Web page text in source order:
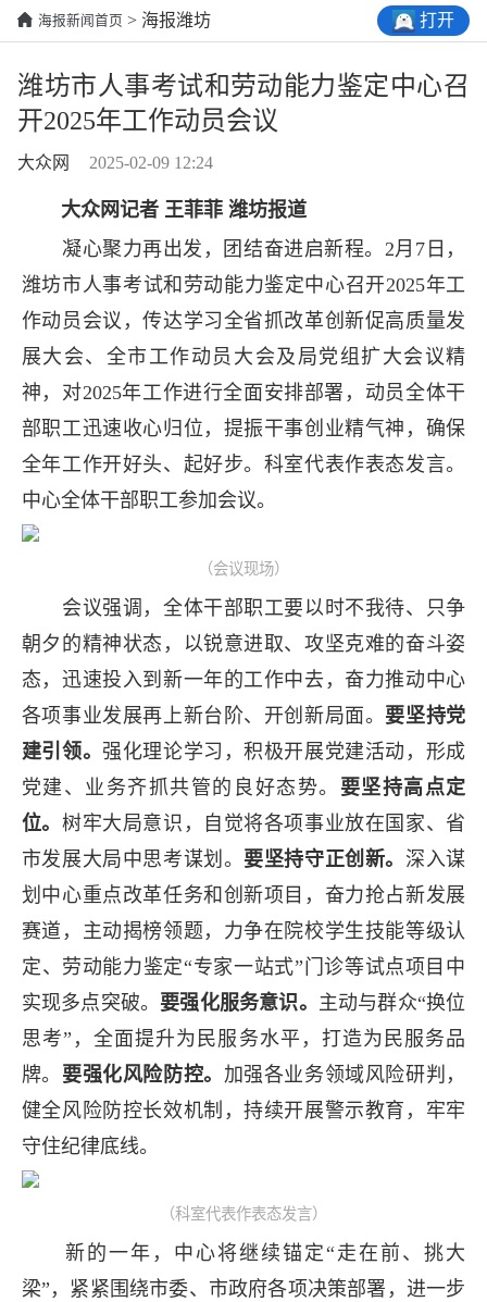
海报新闻首页 > 海报潍坊 打开
潍坊市人事考试和劳动能力鉴定中心召
开2025年工作动员会议
大众网 2025-02-09 12:24
大众网记者 王菲菲 潍坊报道
凝心聚力再出发，团结奋进启新程。2月7日，
潍坊市人事考试和劳动能力鉴定中心召开2025年工
作动员会议，传达学习全省抓改革创新促高质量发
展大会、全市工作动员大会及局党组扩大会议精
神，对2025年工作进行全面安排部署，动员全体干
部职工迅速收心归位，提振干事创业精气神，确保
全年工作开好头、起好步。科室代表作表态发言。
中心全体干部职工参加会议。
（会议现场）
会议强调，全体干部职工要以时不我待、只争
朝夕的精神状态，以锐意进取、攻坚克难的奋斗姿
态，迅速投入到新一年的工作中去，奋力推动中心
各项事业发展再上新台阶、开创新局面。 要坚持党
建引领。 强化理论学习，积极开展党建活动，形成
党建、业务齐抓共管的良好态势。 要坚持高点定
位。树牢大局意识，自觉将各项事业放在国家、省
市发展大局中思考谋划。 要坚持守正创新。 深入谋
划中心重点改革任务和创新项目，奋力抢占新发展
赛道，主动揭榜领题，力争在院校学生技能等级认
定、劳动能力鉴定“专家一站式”门诊等试点项目中
实现多点突破。 要强化服务意识。 主动与群众“换位
思考”，全面提升为民服务水平，打造为民服务品
牌。 要强化风险防控。 加强各业务领域风险研判，
健全风险防控长效机制，持续开展警示教育，牢牢
守住纪律底线。
（科室代表作表态发言）
新的一年，中心将继续锚定“走在前、挑大
梁”，紧紧围绕市委、市政府各项决策部署，进一步